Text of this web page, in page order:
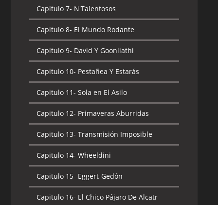
Capitulo 7- N'Talentosos
Capitulo 8- El Mundo Rodante
Capitulo 9- David Y Goonliathi
Capitulo 10- Pestañea Y Estarás
Capitulo 11- Sola en El Asilo
Capitulo 12- Primaveras Aburridas
Capitulo 13- Transmisión Imposible
Capitulo 14- Wheeldini
Capitulo 15- Eggert-Gedón
Capitulo 16- El Chico Pájaro De Alcatr